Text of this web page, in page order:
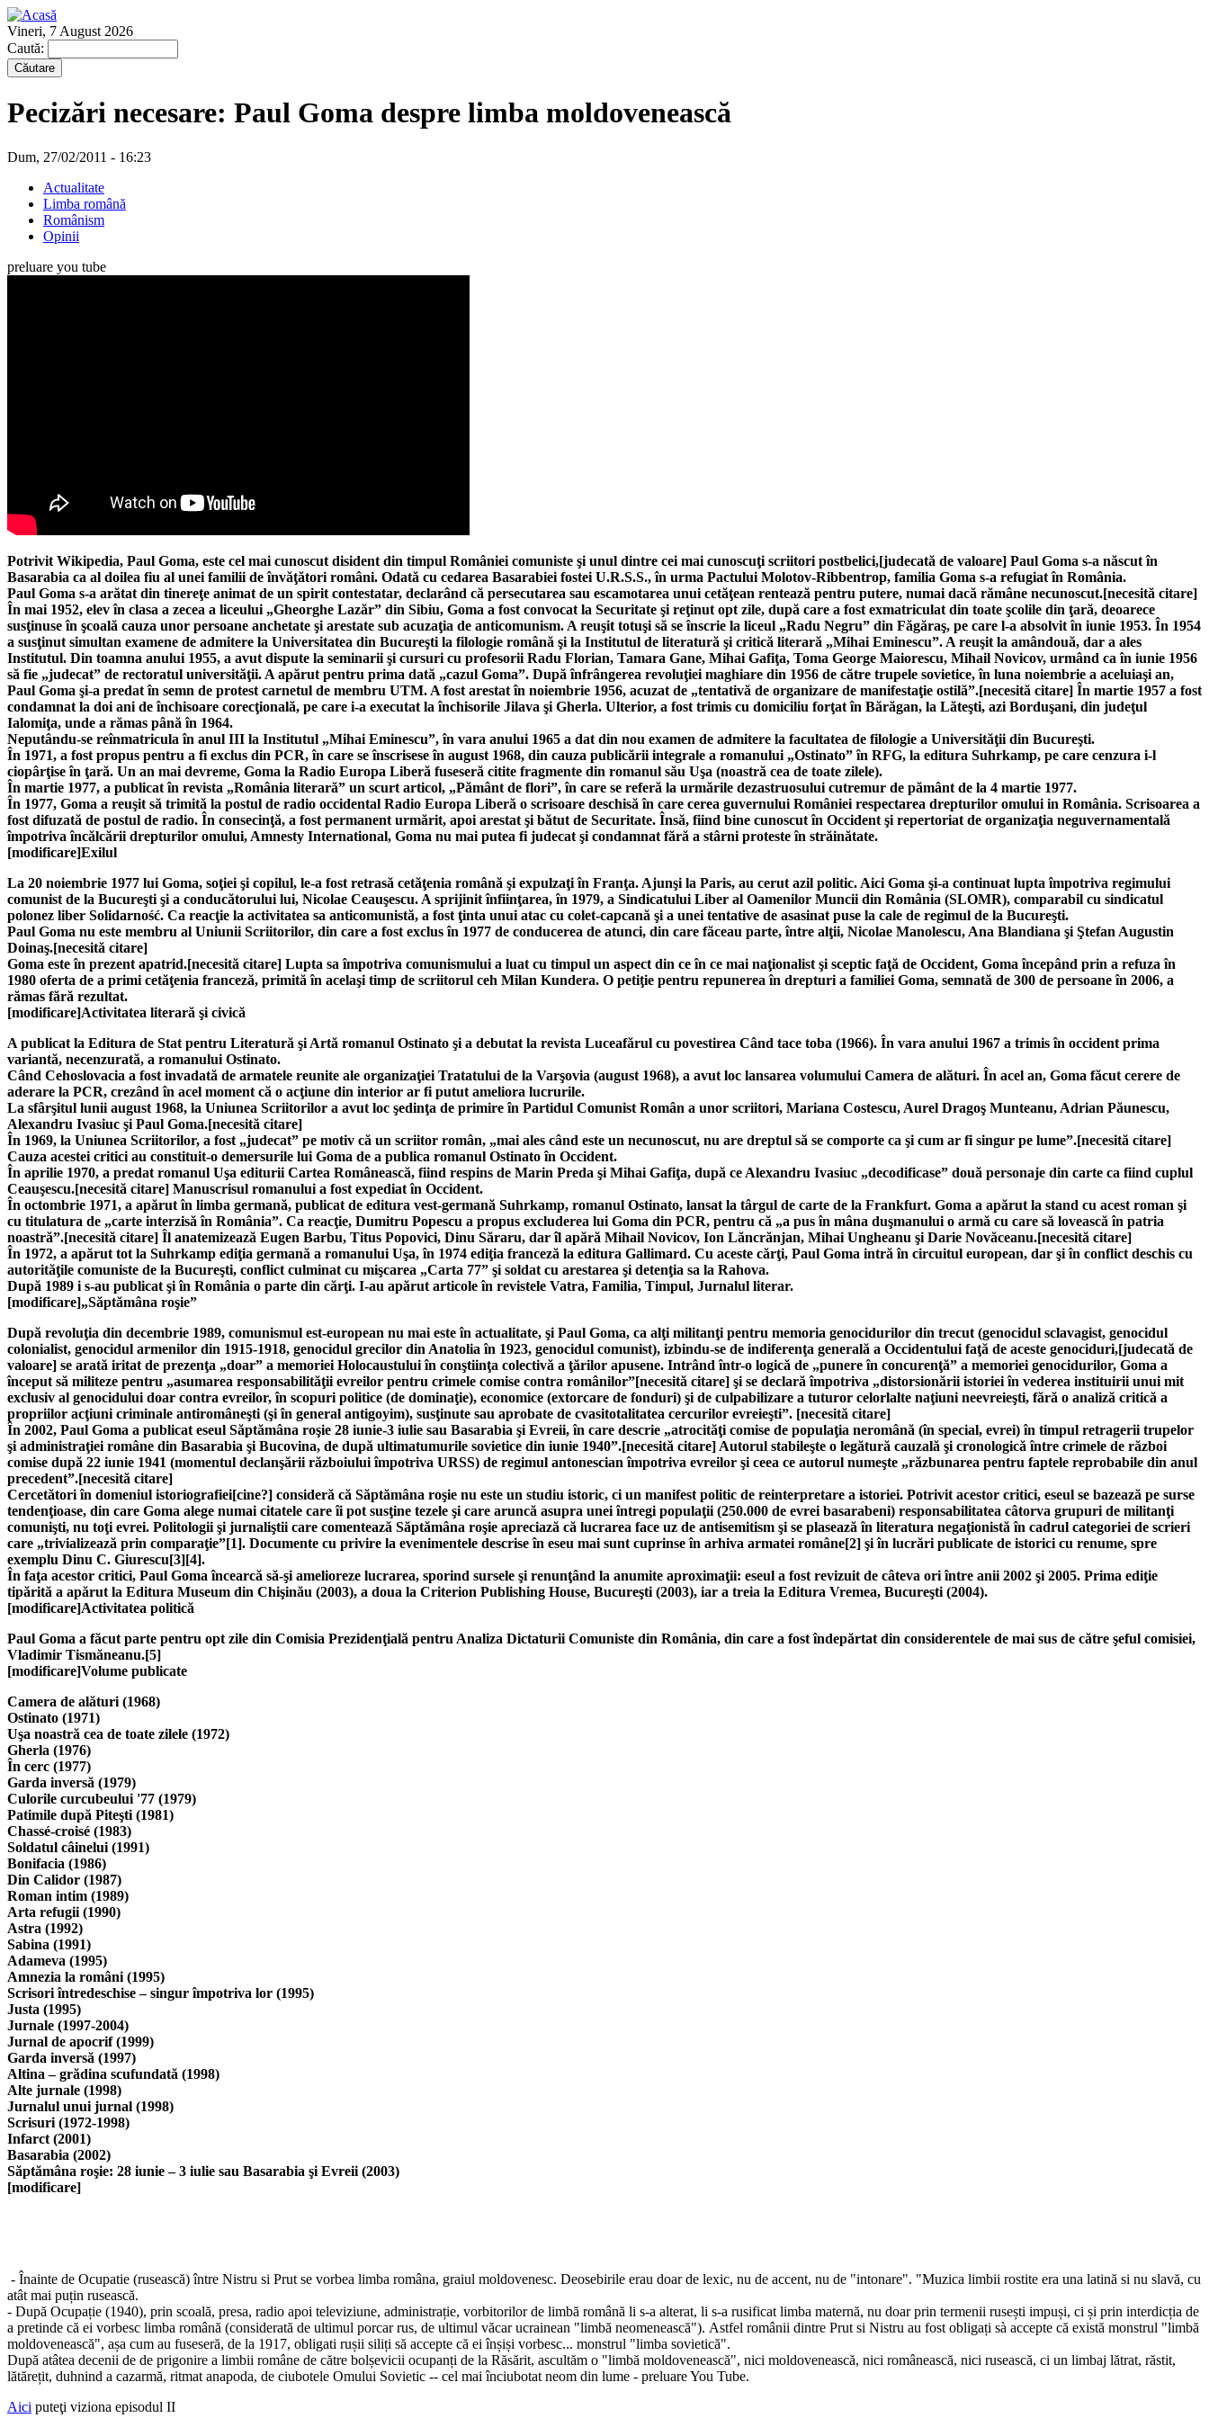
Vineri, 7 August 2026
Caută:
Pecizări necesare: Paul Goma despre limba moldovenească
Dum, 27/02/2011 - 16:23
Actualitate
Limba română
Românism
Opinii
preluare you tube
Potrivit Wikipedia, Paul Goma, este cel mai cunoscut disident din timpul României comuniste şi unul dintre cei mai cunoscuţi scriitori postbelici,[judecată de valoare] Paul Goma s-a născut în
Basarabia ca al doilea fiu al unei familii de învăţători români. Odată cu cedarea Basarabiei fostei U.R.S.S., în urma Pactului Molotov-Ribbentrop, familia Goma s-a refugiat în România.
Paul Goma s-a arătat din tinereţe animat de un spirit contestatar, declarând că persecutarea sau escamotarea unui cetăţean rentează pentru putere, numai dacă rămâne necunoscut.[necesită citare]
În mai 1952, elev în clasa a zecea a liceului „Gheorghe Lazăr” din Sibiu, Goma a fost convocat la Securitate şi reţinut opt zile, după care a fost exmatriculat din toate şcolile din ţară, deoarece
susţinuse în şcoală cauza unor persoane anchetate şi arestate sub acuzaţia de anticomunism. A reuşit totuşi să se înscrie la liceul „Radu Negru” din Făgăraş, pe care l-a absolvit în iunie 1953. În 1954
a susţinut simultan examene de admitere la Universitatea din Bucureşti la filologie română şi la Institutul de literatură şi critică literară „Mihai Eminescu”. A reuşit la amândouă, dar a ales
Institutul. Din toamna anului 1955, a avut dispute la seminarii şi cursuri cu profesorii Radu Florian, Tamara Gane, Mihai Gafiţa, Toma George Maiorescu, Mihail Novicov, urmând ca în iunie 1956
să fie „judecat” de rectoratul universităţii. A apărut pentru prima dată „cazul Goma”. După înfrângerea revoluţiei maghiare din 1956 de către trupele sovietice, în luna noiembrie a aceluiaşi an,
Paul Goma şi-a predat în semn de protest carnetul de membru UTM. A fost arestat în noiembrie 1956, acuzat de „tentativă de organizare de manifestaţie ostilă”.[necesită citare] În martie 1957 a fost
condamnat la doi ani de închisoare corecţională, pe care i-a executat la închisorile Jilava şi Gherla. Ulterior, a fost trimis cu domiciliu forţat în Bărăgan, la Lăteşti, azi Borduşani, din judeţul
Ialomiţa, unde a rămas până în 1964.
Neputându-se reînmatricula în anul III la Institutul „Mihai Eminescu”, în vara anului 1965 a dat din nou examen de admitere la facultatea de filologie a Universităţii din Bucureşti.
În 1971, a fost propus pentru a fi exclus din PCR, în care se înscrisese în august 1968, din cauza publicării integrale a romanului „Ostinato” în RFG, la editura Suhrkamp, pe care cenzura i-l
ciopârţise în ţară. Un an mai devreme, Goma la Radio Europa Liberă fuseseră citite fragmente din romanul său Uşa (noastră cea de toate zilele).
În martie 1977, a publicat în revista „România literară” un scurt articol, „Pământ de flori”, în care se referă la urmările dezastruosului cutremur de pământ de la 4 martie 1977.
În 1977, Goma a reuşit să trimită la postul de radio occidental Radio Europa Liberă o scrisoare deschisă în care cerea guvernului României respectarea drepturilor omului in România. Scrisoarea a
fost difuzată de postul de radio. În consecinţă, a fost permanent urmărit, apoi arestat şi bătut de Securitate. Însă, fiind bine cunoscut în Occident şi repertoriat de organizaţia neguvernamentală
împotriva încălcării drepturilor omului, Amnesty International, Goma nu mai putea fi judecat şi condamnat fără a stârni proteste în străinătate.
[modificare]Exilul
La 20 noiembrie 1977 lui Goma, soţiei şi copilul, le-a fost retrasă cetăţenia română şi expulzaţi în Franţa. Ajunşi la Paris, au cerut azil politic. Aici Goma şi-a continuat lupta împotriva regimului
comunist de la Bucureşti şi a conducătorului lui, Nicolae Ceauşescu. A sprijinit înfiinţarea, în 1979, a Sindicatului Liber al Oamenilor Muncii din România (SLOMR), comparabil cu sindicatul
polonez liber Solidarność. Ca reacţie la activitatea sa anticomunistă, a fost ţinta unui atac cu colet-capcană şi a unei tentative de asasinat puse la cale de regimul de la Bucureşti.
Paul Goma nu este membru al Uniunii Scriitorilor, din care a fost exclus în 1977 de conducerea de atunci, din care făceau parte, între alţii, Nicolae Manolescu, Ana Blandiana şi Ştefan Augustin
Doinaş.[necesită citare]
Goma este în prezent apatrid.[necesită citare] Lupta sa împotriva comunismului a luat cu timpul un aspect din ce în ce mai naţionalist şi sceptic faţă de Occident, Goma începând prin a refuza în
1980 oferta de a primi cetăţenia franceză, primită în acelaşi timp de scriitorul ceh Milan Kundera. O petiţie pentru repunerea în drepturi a familiei Goma, semnată de 300 de persoane în 2006, a
rămas fără rezultat.
[modificare]Activitatea literară şi civică
A publicat la Editura de Stat pentru Literatură şi Artă romanul Ostinato şi a debutat la revista Luceafărul cu povestirea Când tace toba (1966). În vara anului 1967 a trimis în occident prima
variantă, necenzurată, a romanului Ostinato.
Când Cehoslovacia a fost invadată de armatele reunite ale organizaţiei Tratatului de la Varşovia (august 1968), a avut loc lansarea volumului Camera de alături. În acel an, Goma făcut cerere de
aderare la PCR, crezând în acel moment că o acţiune din interior ar fi putut ameliora lucrurile.
La sfârşitul lunii august 1968, la Uniunea Scriitorilor a avut loc şedinţa de primire în Partidul Comunist Român a unor scriitori, Mariana Costescu, Aurel Dragoş Munteanu, Adrian Păunescu,
Alexandru Ivasiuc şi Paul Goma.[necesită citare]
În 1969, la Uniunea Scriitorilor, a fost „judecat” pe motiv că un scriitor român, „mai ales când este un necunoscut, nu are dreptul să se comporte ca şi cum ar fi singur pe lume”.[necesită citare]
Cauza acestei critici au constituit-o demersurile lui Goma de a publica romanul Ostinato în Occident.
În aprilie 1970, a predat romanul Uşa editurii Cartea Românească, fiind respins de Marin Preda şi Mihai Gafiţa, după ce Alexandru Ivasiuc „decodificase” două personaje din carte ca fiind cuplul
Ceauşescu.[necesită citare] Manuscrisul romanului a fost expediat în Occident.
În octombrie 1971, a apărut în limba germană, publicat de editura vest-germană Suhrkamp, romanul Ostinato, lansat la târgul de carte de la Frankfurt. Goma a apărut la stand cu acest roman şi
cu titulatura de „carte interzisă în România”. Ca reacţie, Dumitru Popescu a propus excluderea lui Goma din PCR, pentru că „a pus în mâna duşmanului o armă cu care să lovească în patria
noastră”.[necesită citare] Îl anatemizează Eugen Barbu, Titus Popovici, Dinu Săraru, dar îl apără Mihail Novicov, Ion Lăncrănjan, Mihai Ungheanu şi Darie Novăceanu.[necesită citare]
În 1972, a apărut tot la Suhrkamp ediţia germană a romanului Uşa, în 1974 ediţia franceză la editura Gallimard. Cu aceste cărţi, Paul Goma intră în circuitul european, dar şi în conflict deschis cu
autorităţile comuniste de la Bucureşti, conflict culminat cu mişcarea „Carta 77” şi soldat cu arestarea şi detenţia sa la Rahova.
După 1989 i s-au publicat şi în România o parte din cărţi. I-au apărut articole în revistele Vatra, Familia, Timpul, Jurnalul literar.
[modificare]„Săptămâna roşie”
După revoluţia din decembrie 1989, comunismul est-european nu mai este în actualitate, şi Paul Goma, ca alţi militanţi pentru memoria genocidurilor din trecut (genocidul sclavagist, genocidul
colonialist, genocidul armenilor din 1915-1918, genocidul grecilor din Anatolia în 1923, genocidul comunist), izbindu-se de indiferenţa generală a Occidentului faţă de aceste genociduri,[judecată de
valoare] se arată iritat de prezenţa „doar” a memoriei Holocaustului în conştiinţa colectivă a ţărilor apusene. Intrând într-o logică de „punere în concurenţă” a memoriei genocidurilor, Goma a
început să militeze pentru „asumarea responsabilităţii evreilor pentru crimele comise contra românilor”[necesită citare] şi se declară împotriva „distorsionării istoriei în vederea instituirii unui mit
exclusiv al genocidului doar contra evreilor, în scopuri politice (de dominaţie), economice (extorcare de fonduri) şi de culpabilizare a tuturor celorlalte naţiuni neevreieşti, fără o analiză critică a
propriilor acţiuni criminale antiromâneşti (şi în general antigoyim), susţinute sau aprobate de cvasitotalitatea cercurilor evreieşti”. [necesită citare]
În 2002, Paul Goma a publicat eseul Săptămâna roşie 28 iunie-3 iulie sau Basarabia şi Evreii, în care descrie „atrocităţi comise de populaţia neromână (în special, evrei) în timpul retragerii trupelor
şi administraţiei române din Basarabia şi Bucovina, de după ultimatumurile sovietice din iunie 1940”.[necesită citare] Autorul stabileşte o legătură cauzală şi cronologică între crimele de război
comise după 22 iunie 1941 (momentul declanşării războiului împotriva URSS) de regimul antonescian împotriva evreilor şi ceea ce autorul numeşte „răzbunarea pentru faptele reprobabile din anul
precedent”.[necesită citare]
Cercetători în domeniul istoriografiei[cine?] consideră că Săptămâna roşie nu este un studiu istoric, ci un manifest politic de reinterpretare a istoriei. Potrivit acestor critici, eseul se bazează pe surse
tendenţioase, din care Goma alege numai citatele care îi pot susţine tezele şi care aruncă asupra unei întregi populaţii (250.000 de evrei basarabeni) responsabilitatea câtorva grupuri de militanţi
comunişti, nu toţi evrei. Politologii şi jurnaliştii care comentează Săptămâna roşie apreciază că lucrarea face uz de antisemitism şi se plasează în literatura negaţionistă în cadrul categoriei de scrieri
care „trivializează prin comparaţie”[1]. Documente cu privire la evenimentele descrise în eseu mai sunt cuprinse în arhiva armatei române[2] şi în lucrări publicate de istorici cu renume, spre
exemplu Dinu C. Giurescu[3][4].
În faţa acestor critici, Paul Goma încearcă să-şi amelioreze lucrarea, sporind sursele şi renunţând la anumite aproximaţii: eseul a fost revizuit de câteva ori între anii 2002 şi 2005. Prima ediţie
tipărită a apărut la Editura Museum din Chişinău (2003), a doua la Criterion Publishing House, Bucureşti (2003), iar a treia la Editura Vremea, Bucureşti (2004).
[modificare]Activitatea politică
Paul Goma a făcut parte pentru opt zile din Comisia Prezidenţială pentru Analiza Dictaturii Comuniste din România, din care a fost îndepărtat din considerentele de mai sus de către şeful comisiei,
Vladimir Tismăneanu.[5]
[modificare]Volume publicate
Camera de alături (1968)
Ostinato (1971)
Uşa noastră cea de toate zilele (1972)
Gherla (1976)
În cerc (1977)
Garda inversă (1979)
Culorile curcubeului '77 (1979)
Patimile după Piteşti (1981)
Chassé-croisé (1983)
Soldatul câinelui (1991)
Bonifacia (1986)
Din Calidor (1987)
Roman intim (1989)
Arta refugii (1990)
Astra (1992)
Sabina (1991)
Adameva (1995)
Amnezia la români (1995)
Scrisori întredeschise – singur împotriva lor (1995)
Justa (1995)
Jurnale (1997-2004)
Jurnal de apocrif (1999)
Garda inversă (1997)
Altina – grădina scufundată (1998)
Alte jurnale (1998)
Jurnalul unui jurnal (1998)
Scrisuri (1972-1998)
Infarct (2001)
Basarabia (2002)
Săptămâna roşie: 28 iunie – 3 iulie sau Basarabia şi Evreii (2003)
[modificare]
- Înainte de Ocupatie (rusească) între Nistru si Prut se vorbea limba româna, graiul moldovenesc. Deosebirile erau doar de lexic, nu de accent, nu de "intonare". "Muzica limbii rostite era una latină si nu slavă, cu
atât mai puțin rusească.
- După Ocupație (1940), prin scoală, presa, radio apoi televiziune, administrație, vorbitorilor de limbă română li s-a alterat, li s-a rusificat limba maternă, nu doar prin termenii rusești impuși, ci și prin interdicția de
a pretinde că ei vorbesc limba română (considerată de ultimul porcar rus, de ultimul văcar ucrainean "limbă neomenească"). Astfel românii dintre Prut si Nistru au fost obligați sà accepte că există monstrul "limbă
moldovenească", așa cum au fuseseră, de la 1917, obligati rușii siliți să accepte că ei înșiși vorbesc... monstrul "limba sovietică".
După atâtea decenii de de prigonire a limbii române de către bolșevicii ocupanți de la Răsărit, ascultăm o "limbă moldovenească", nici moldovenească, nici românească, nici rusească, ci un limbaj lătrat, răstit,
lătărețit, duhnind a cazarmă, ritmat anapoda, de ciubotele Omului Sovietic -- cel mai înciubotat neom din lume - preluare You Tube.
Aici puteţi viziona episodul II